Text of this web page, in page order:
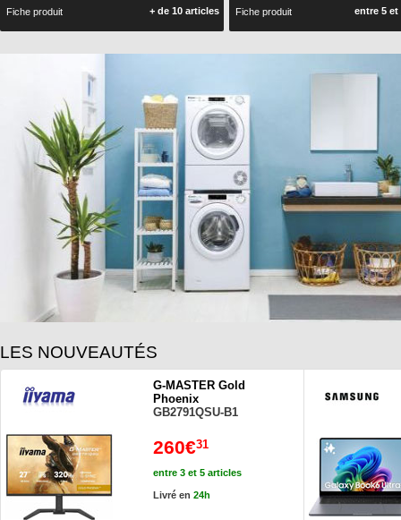
Fiche produit + de 10 articles Fiche produit entre 5 et
LES NOUVEAUTÉS
260€31
entre 3 et 5 articles
Livré en 24h
G-MASTER Gold
Phoenix
GB2791QSU-B1